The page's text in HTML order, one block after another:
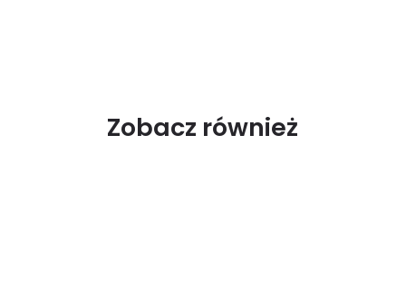
Zobacz również